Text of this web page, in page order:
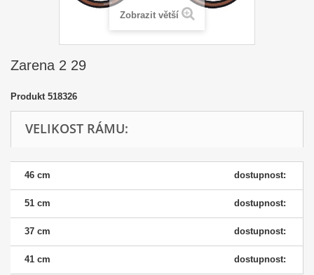
Zobrazit větší
Zarena 2 29
Produkt 518326
VELIKOST RÁMU:
46 cm dostupnost:
51 cm dostupnost:
37 cm dostupnost:
41 cm dostupnost: